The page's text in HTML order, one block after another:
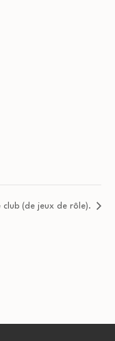
club (de jeux de rôle).